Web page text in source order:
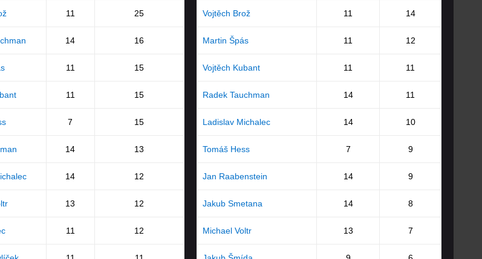
11 25
14 16
11 15
11 15
7 15
14 13
14 12
13 12
11 12
Vojtěch Brož 11 14
Martin Špás 11 12
Vojtěch Kubant 11 11
Radek Tauchman 14 11
Ladislav Michalec 14 10
Tomáš Hess 7 9
Jan Raabenstein 14 9
Jakub Smetana 14 8
Michael Voltr 13 7